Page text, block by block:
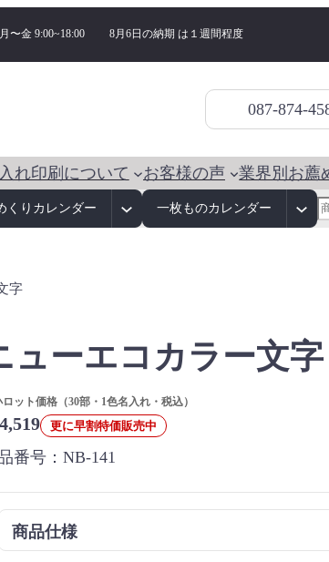
月〜金 9:00~18:00 8月6日の納期 は １週間程度
087-874-
れ印刷について お客様の声 業界別お薦
くりカレンダー 一枚ものカレンダー
字
ューエコカラー文字
ット価格（30部・1色名入れ・税込）
更に早割特価販売中
番号： NB-141
商品仕様